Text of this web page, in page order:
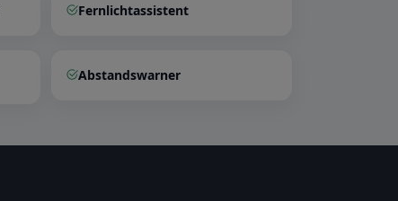
Fernlichtassistent
Abstandswarner